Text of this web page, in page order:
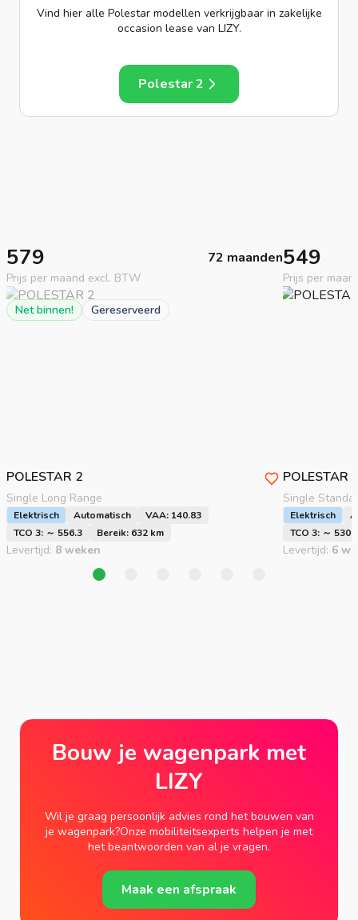
Vind hier alle Polestar modellen verkrijgbaar in zakelijke
occasion lease van LIZY.
Polestar 2
579 72 maanden
Prijs per maand excl. BTW
Net binnen! Gereserveerd
POLESTAR 2
Single Long Range
Elektrisch Automatisch
VAA: 140.83
TCO 3: ～ 556.3
Bereik: 632 km
Levertijd: 8 weken
549
Prijs per
POLESTAR
Single
Elektrisch
TCO 3: ～
Levertijd: 6
Bouw je wagenpark met
LIZY
Wil je graag persoonlijk advies rond het bouwen van
je wagenpark?Onze mobiliteitsexperts helpen je met
het beantwoorden van al je vragen.
Maak een afspraak